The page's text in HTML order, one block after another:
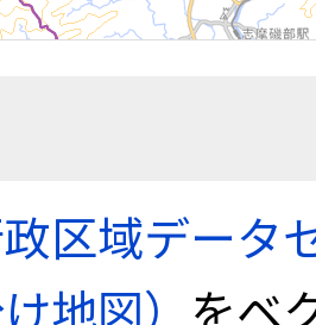
区域データ
地図） をベ